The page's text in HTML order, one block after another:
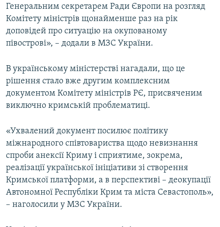
Генеральним секретарем Ради Європи на розгляд
Комітету міністрів щонайменше раз на рік
доповідей про ситуацію на окупованому
півострові», – додали в МЗС України.
В українському міністерстві нагадали, що це
рішення стало вже другим комплексним
документом Комітету міністрів РЄ, присвяченим
виключно кримській проблематиці.
«Ухвалений документ посилює політику
міжнародного співтовариства щодо невизнання
спроби анексії Криму і сприятиме, зокрема,
реалізації української ініціативи зі створення
Кримської платформи, а в перспективі – деокупації
Автономної Республіки Крим та міста Севастополь»,
– наголосили у МЗС України.